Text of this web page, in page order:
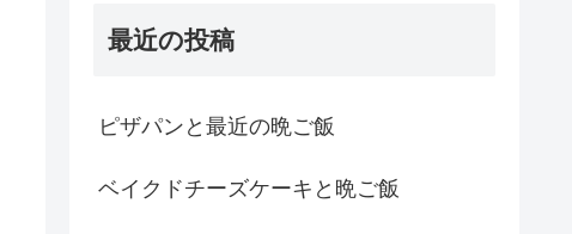
最近の投稿
ピザパンと最近の晩ご飯
ベイクドチーズケーキと晩ご飯